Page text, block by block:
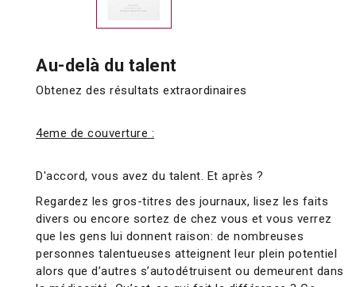
Au-delà du talent
Obtenez des résultats extraordinaires
4eme de couverture :
D'accord, vous avez du talent. Et après ?
Regardez les gros-titres des journaux, lisez les faits
divers ou encore sortez de chez vous et vous verrez
que les gens lui donnent raison: de nombreuses
personnes talentueuses atteignent leur plein potentiel
alors que d’autres s’autodétruisent ou demeurent dans